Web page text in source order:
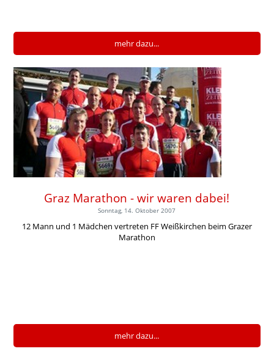
mehr dazu...
Graz Marathon - wir waren dabei!
Sonntag, 14. Oktober 2007
12 Mann und 1 Mädchen vertreten FF Weißkirchen beim Grazer
Marathon
mehr dazu...